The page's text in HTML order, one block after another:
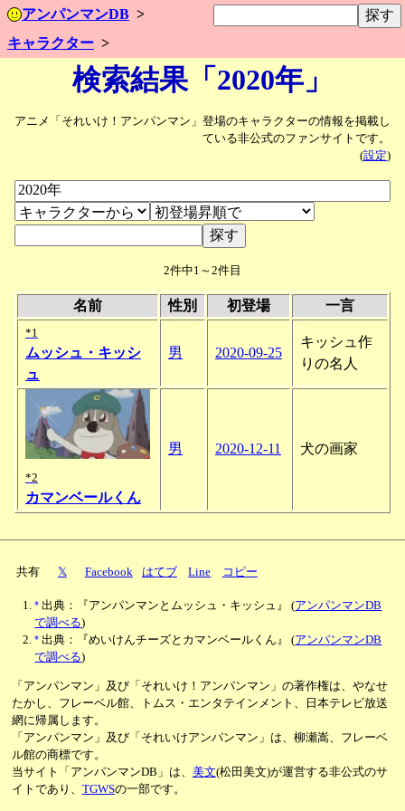
アンパンマンDB
キャラクター
検索結果「2020年」
アニメ「それいけ！アンパンマン」登場のキャラクターの情報を掲載し
ている非公式のファンサイトです。
(設定)
2件中1～2件目
名前 性別 初登場 一言
*1
ムッシュ・キッシ
ュ
男 2020-09-25
キッシュ作
りの名人
*2
カマンベールくん
男 2020-12-11 犬の画家
共有 𝕏 Facebook はてブ Line コピー
* 出典：『アンパンマンとムッシュ・キッシュ』(アンパンマンDB
で調べる)
* 出典：『めいけんチーズとカマンベールくん』(アンパンマンDB
で調べる)
「アンパンマン」及び「それいけ！アンパンマン」の著作権は、やなせ
たかし、フレーベル館、トムス・エンタテインメント、日本テレビ放送
網に帰属します。
「アンパンマン」及び「それいけアンパンマン」は、柳瀬嵩、フレーベ
ル館の商標です。
当サイト「アンパンマンDB」は、 美文(松田美文)が運営する非公式のサ
イトであり、 TGWSの一部です。